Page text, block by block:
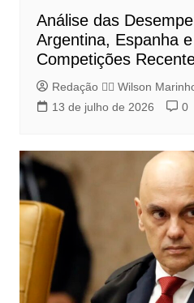
Análise das
Argentina, Espanha
Competições
Redação 👨‍⚖️​ Wilson
13 de julho de 2026
0